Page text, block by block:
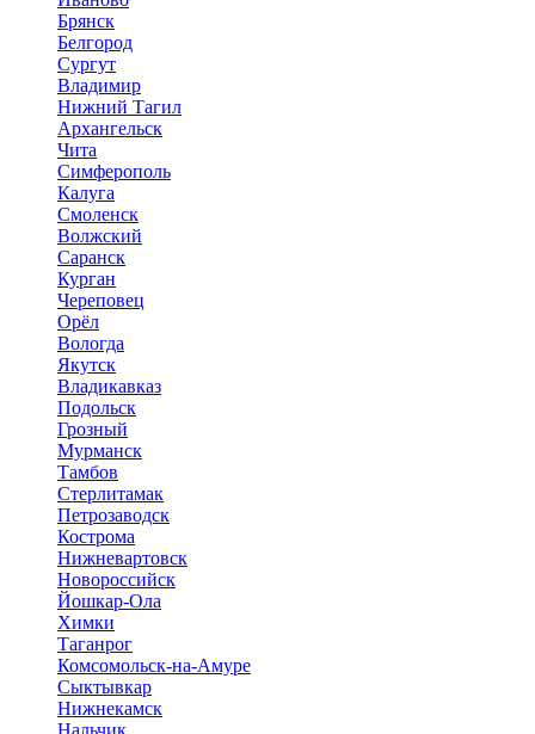
Брянск
Белгород
Сургут
Владимир
Нижний Тагил
Архангельск
Чита
Симферополь
Калуга
Смоленск
Волжский
Саранск
Курган
Череповец
Орёл
Вологда
Якутск
Владикавказ
Подольск
Грозный
Мурманск
Тамбов
Стерлитамак
Петрозаводск
Кострома
Нижневартовск
Новороссийск
Йошкар-Ола
Химки
Таганрог
Комсомольск-на-Амуре
Сыктывкар
Нижнекамск
Нальчик